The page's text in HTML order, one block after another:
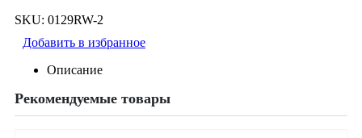
SKU: 0129RW-2
Добавить в избранное
Описание
Рекомендуемые товары